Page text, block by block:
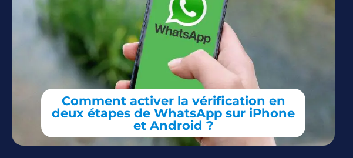
Comment activer la vérification en
deux étapes de WhatsApp sur iPhone
et Android ?